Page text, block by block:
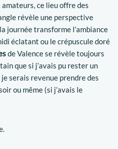
ce lieu offre des
révèle une perspective
journée transforme l’ambiance
éclatant ou le crépuscule doré
de Valence se révèle toujours
que si j’avais pu rester un
serais revenue prendre des
ou même (si j’avais le